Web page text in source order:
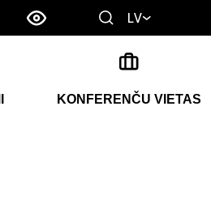
LV
KONFERENČU VIETAS